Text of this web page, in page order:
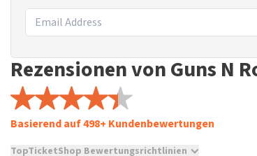
Rezensionen von Guns N
Basierend auf 498+ Kundenbewertungen
TopTicketShop Bewertungsrichtlinien